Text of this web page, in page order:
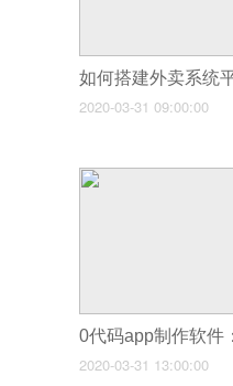
2020-03-31 09:00:00
2020-03-31 13:00:00